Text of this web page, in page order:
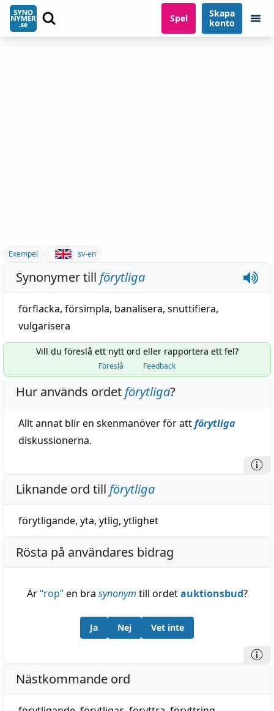
Spel
Skapa
konto
Exempel sv-en
Synonymer till förytliga
förflacka, försimpla, banalisera, snuttifiera,
vulgarisera
Vill du föreslå ett nytt ord eller rapportera ett fel?
Föreslå Feedback
Hur används ordet förytliga?
Allt annat blir en skenmanöver för attförytliga
diskussionerna.
Liknande ord till förytliga
förytligande, yta, ytlig, ytlighet
Rösta på användares bidrag
Är“rop”en bra synonym till ordetauktionsbud?
Ja Nej Vet inte
Nästkommande ord